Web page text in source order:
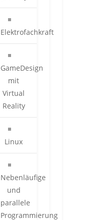
Elektrofachkraft
GameDesign
mit
Virtual
Reality
Linux
Nebenläufige
und
parallele
Programmierung